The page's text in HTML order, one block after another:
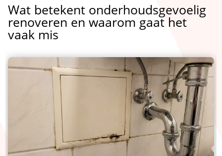
Wat betekent onderhoudsgevoelig
renoveren en waarom gaat het
vaak mis